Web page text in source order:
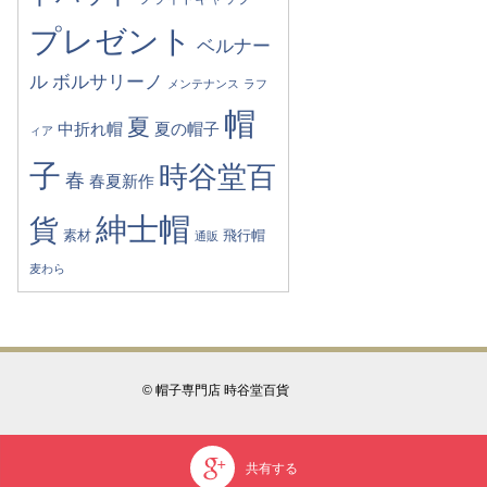
共有する
プレゼント
ベルナー
ル ボルサリーノ メンテナンス ラフ
ィア 中折れ帽 夏 夏の帽子 帽
子 春 春夏新作 時谷堂百
貨 素材 紳士帽 通販 飛行帽
麦わら
© 帽子専門店 時谷堂百貨